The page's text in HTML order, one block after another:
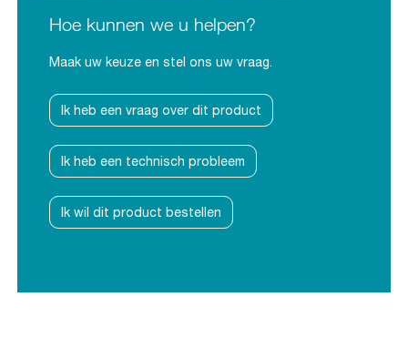
Hoe kunnen we u helpen?
Maak uw keuze en stel ons uw vraag.
Ik heb een vraag over dit product
Ik heb een technisch probleem
Ik wil dit product bestellen